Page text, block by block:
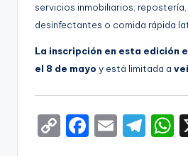
servicios inmobiliarios,
desinfectantes o comida rápida
La inscripción en esta edición
el 8 de mayo y está limitada a
C F
E
T